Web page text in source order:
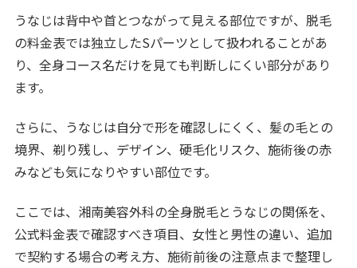
うなじは背中や首とつながって見える部位ですが、脱毛
の料金表では独立したSパーツとして扱われることがあ
り、全身コース名だけを見ても判断しにくい部分があり
ます。
さらに、うなじは自分で形を確認しにくく、髪の毛との
境界、剃り残し、デザイン、硬毛化リスク、施術後の赤
みなども気になりやすい部位です。
ここでは、湘南美容外科の全身脱毛とうなじの関係を、
公式料金表で確認すべき項目、女性と男性の違い、追加
で契約する場合の考え方、施術前後の注意点まで整理し